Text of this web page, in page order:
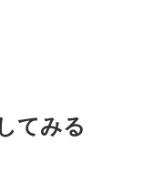
てみる